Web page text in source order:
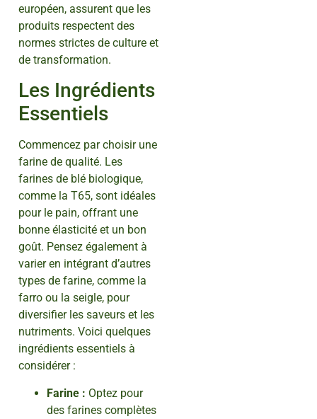
européen, assurent que les
produits respectent des
normes strictes de culture et
de transformation.
Les Ingrédients
Essentiels
Commencez par choisir une
farine de qualité. Les
farines de blé biologique,
comme la T65, sont idéales
pour le pain, offrant une
bonne élasticité et un bon
goût. Pensez également à
varier en intégrant d’autres
types de farine, comme la
farro ou la seigle, pour
diversifier les saveurs et les
nutriments. Voici quelques
ingrédients essentiels à
considérer :
Farine : Optez pour
des farines complètes